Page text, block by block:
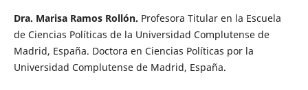
Dra. Marisa Ramos Rollón. Profesora Titular en la Escuela
de Ciencias Políticas de la Universidad Complutense de
Madrid, España. Doctora en Ciencias Políticas por la
Universidad Complutense de Madrid, España.